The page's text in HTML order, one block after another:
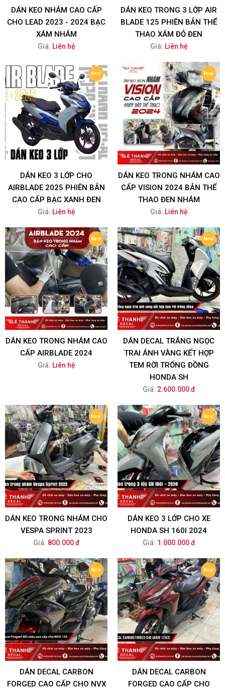
DÁN KEO NHÁM CAO CẤP
CHO LEAD 2023 - 2024 BẠC
XÁM NHÁM
Giá: Liên hệ
DÁN KEO TRONG 3 LỚP AIR
BLADE 125 PHIÊN BẢN THỂ
THAO XÁM ĐỎ ĐEN
Giá: Liên hệ
DÁN KEO 3 LỚP CHO
AIRBLADE 2025 PHIÊN BẢN
CAO CẤP BẠC XANH ĐEN
Giá: Liên hệ
DÁN KEO TRONG NHÁM CAO
CẤP VISION 2024 BẢN THỂ
THAO ĐEN NHÁM
Giá: Liên hệ
DÁN KEO TRONG NHÁM CAO
CẤP AIRBLADE 2024
Giá: Liên hệ
DÁN DECAL TRẮNG NGỌC
TRAI ÁNH VÀNG KẾT HỢP
TEM RỜI TRỐNG ĐỒNG
HONDA SH
Giá: 2.600.000 đ
DÁN KEO TRONG NHÁM CHO
VESPA SPRINT 2023
Giá: 800.000 đ
DÁN KEO 3 LỚP CHO XE
HONDA SH 160I 2024
Giá: 1.000.000 đ
DÁN DECAL CARBON
FORGED CAO CẤP CHO NVX
DÁN DECAL CARBON
FORGED CAO CẤP CHO